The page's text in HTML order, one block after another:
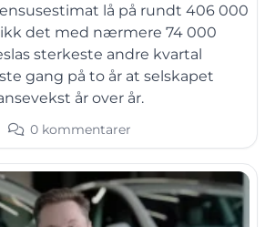
lå på rundt 406 000
det med nærmere 74 000
sterkeste andre kvartal
gang på to år at selskapet
år over år.
0 kommentarer